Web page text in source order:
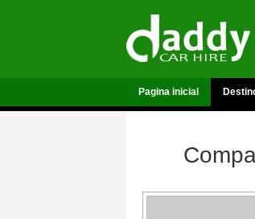
Pagina inicial